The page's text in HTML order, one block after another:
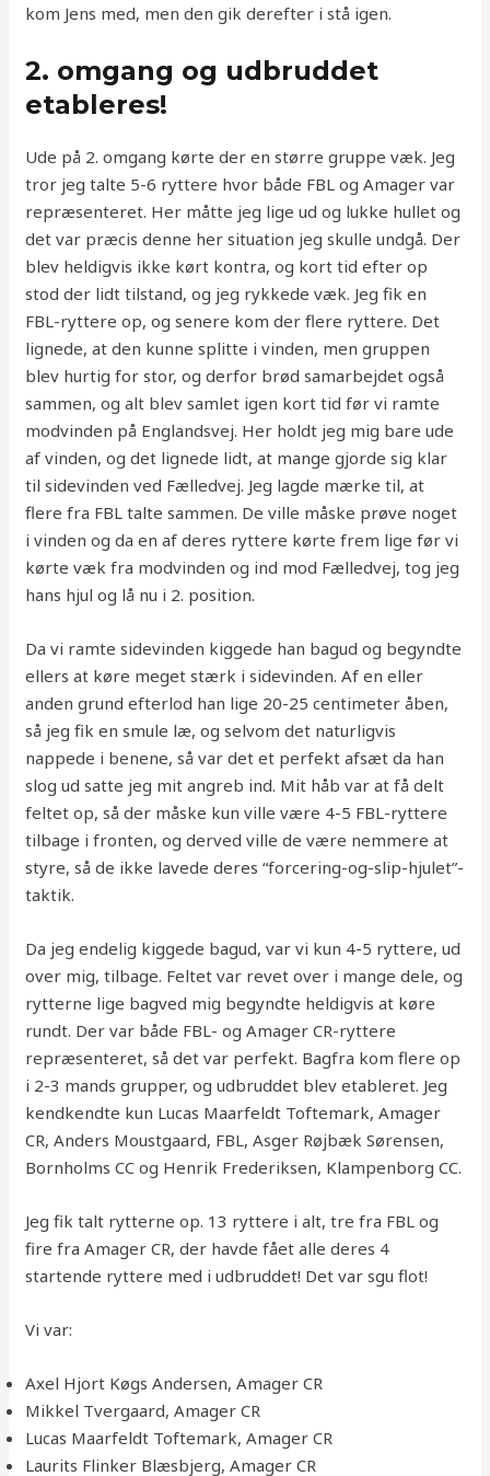
kom Jens med, men den gik derefter i stå igen.
2. omgang og udbruddet
etableres!
Ude på 2. omgang kørte der en større gruppe væk. Jeg
tror jeg talte 5-6 ryttere hvor både FBL og Amager var
repræsenteret. Her måtte jeg lige ud og lukke hullet og
det var præcis denne her situation jeg skulle undgå. Der
blev heldigvis ikke kørt kontra, og kort tid efter op
stod der lidt tilstand, og jeg rykkede væk. Jeg fik en
FBL-ryttere op, og senere kom der flere ryttere. Det
lignede, at den kunne splitte i vinden, men gruppen
blev hurtig for stor, og derfor brød samarbejdet også
sammen, og alt blev samlet igen kort tid før vi ramte
modvinden på Englandsvej. Her holdt jeg mig bare ude
af vinden, og det lignede lidt, at mange gjorde sig klar
til sidevinden ved Fælledvej. Jeg lagde mærke til, at
flere fra FBL talte sammen. De ville måske prøve noget
i vinden og da en af deres ryttere kørte frem lige før vi
kørte væk fra modvinden og ind mod Fælledvej, tog jeg
hans hjul og lå nu i 2. position.
Da vi ramte sidevinden kiggede han bagud og begyndte
ellers at køre meget stærk i sidevinden. Af en eller
anden grund efterlod han lige 20-25 centimeter åben,
så jeg fik en smule læ, og selvom det naturligvis
nappede i benene, så var det et perfekt afsæt da han
slog ud satte jeg mit angreb ind. Mit håb var at få delt
feltet op, så der måske kun ville være 4-5 FBL-ryttere
tilbage i fronten, og derved ville de være nemmere at
styre, så de ikke lavede deres “forcering-og-slip-hjulet”-
taktik.
Da jeg endelig kiggede bagud, var vi kun 4-5 ryttere, ud
over mig, tilbage. Feltet var revet over i mange dele, og
rytterne lige bagved mig begyndte heldigvis at køre
rundt. Der var både FBL- og Amager CR-ryttere
repræsenteret, så det var perfekt. Bagfra kom flere op
i 2-3 mands grupper, og udbruddet blev etableret. Jeg
kendkendte kun Lucas Maarfeldt Toftemark, Amager
CR, Anders Moustgaard, FBL, Asger Røjbæk Sørensen,
Bornholms CC og Henrik Frederiksen, Klampenborg CC.
Jeg fik talt rytterne op. 13 ryttere i alt, tre fra FBL og
fire fra Amager CR, der havde fået alle deres 4
startende ryttere med i udbruddet! Det var sgu flot!
Vi var:
Axel Hjort Køgs Andersen, Amager CR
Mikkel Tvergaard, Amager CR
Lucas Maarfeldt Toftemark, Amager CR
Laurits Flinker Blæsbjerg, Amager CR